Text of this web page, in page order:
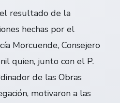
resultado de la
hechas por el
Morcuende, Consejero
quien, junto con el P.
de las Obras
motivaron a las